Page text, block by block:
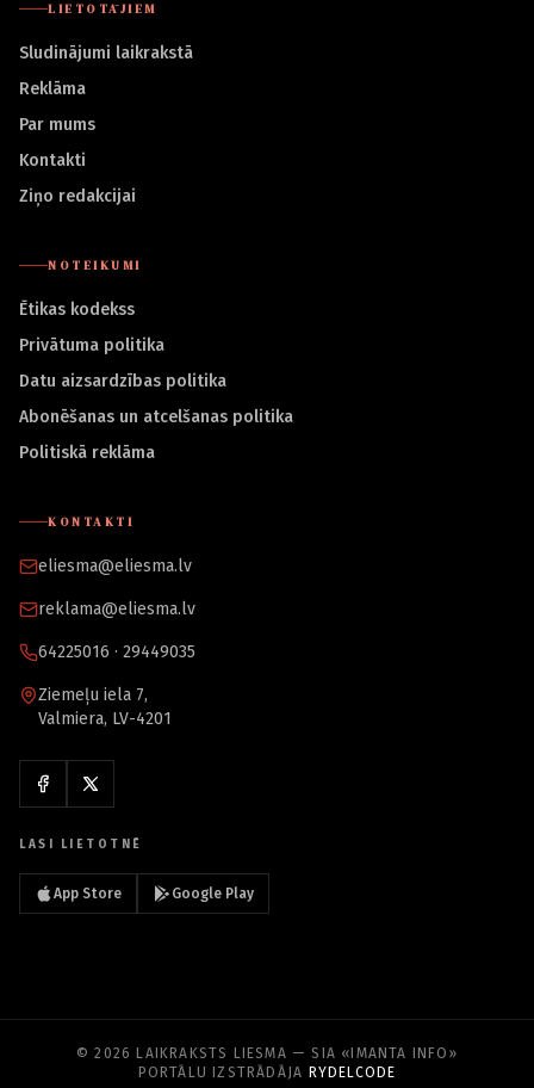
LIETOTĀJIEM
Sludinājumi laikrakstā
Reklāma
Par mums
Kontakti
Ziņo redakcijai
NOTEIKUMI
Ētikas kodekss
Privātuma politika
Datu aizsardzības politika
Abonēšanas un atcelšanas politika
Politiskā reklāma
KONTAKTI
eliesma@eliesma.lv
reklama@eliesma.lv
64225016 · 29449035
Ziemeļu iela 7,
Valmiera, LV-4201
LASI LIETOTNĒ
App Store Google Play
© 2026 LAIKRAKSTS LIESMA — SIA «IMANTA INFO»
PORTĀLU IZSTRĀDĀJA RYDELCODE